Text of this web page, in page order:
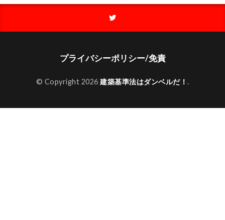
プライバシーポリシー/免責
© Copyright 2026 建築基準法はダンベルだ！ .